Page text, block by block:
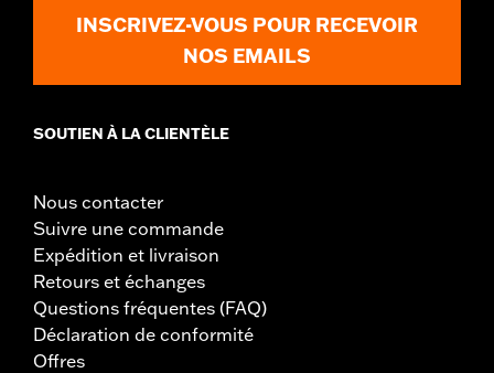
pignon et de disque
Aluminium coulé
Taille de jante:
NOTES:Nécessite l’achat séparé du kit de montage de roue
pour de plus amples détails. Le montage peut nécessiter
l’achat séparé d’une roue et d’un pneu correspondant au
modèle.
INSCRIVEZ-VOUS POUR RECEVOIR
NOS EMAILS
SOUTIEN À LA CLIENTÈLE
Nous contacter
Suivre une commande
Expédition et livraison
Retours et échanges
Questions fréquentes (FAQ)
Déclaration de conformité
Offres